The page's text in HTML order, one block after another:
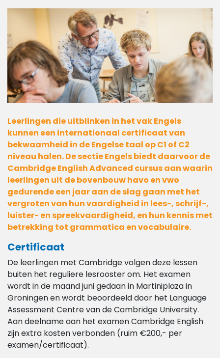
Leerlingen die uitblinken in het vak Engels
kunnen een internationaal certificaat van
bekwaamheid in de Engelse taal op C1 of C2
niveau halen. De sectie Engels biedt daarvoor de
Cambridge English Advanced cursus aan waarin
leerlingen uit de bovenbouw havo en vwo
gedurende een jaar aan de slag gaan met het
vergroten van hun vaardigheid in lees-, schrijf-,
luister- en spreekvaardigheid, en hun kennis met
betrekking tot grammatica en vocabulaire.
Certificaat
De leerlingen met Cambridge volgen deze lessen
buiten het reguliere lesrooster om. Het examen
wordt in de maand juni gedaan in Martiniplaza in
Groningen en wordt beoordeeld door het Language
Assessment Centre van de Cambridge University.
Aan deelname aan het examen Cambridge English
zijn extra kosten verbonden (ruim €200,- per
examen/certificaat).